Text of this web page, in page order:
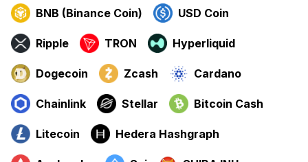
BNB (Binance Coin) USD Coin
Ripple TRON Hyperliquid
Dogecoin Zcash Cardano
Chainlink Stellar Bitcoin Cash
Litecoin Hedera Hashgraph